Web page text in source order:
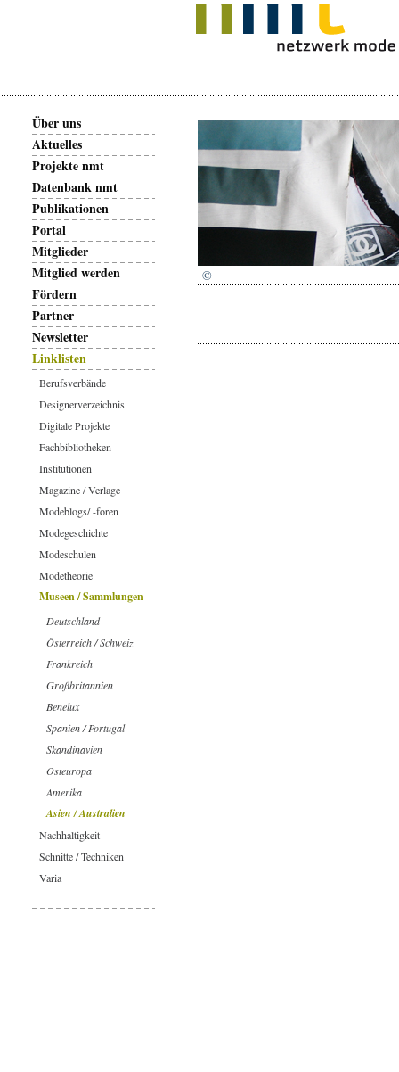
©
Über uns
Aktuelles
Projekte nmt
Datenbank nmt
Publikationen
Portal
Mitglieder
Mitglied werden
Fördern
Partner
Newsletter
Linklisten
Berufsverbände
Designerverzeichnis
Digitale Projekte
Fachbibliotheken
Institutionen
Magazine / Verlage
Modeblogs/ -foren
Modegeschichte
Modeschulen
Modetheorie
Museen / Sammlungen
Deutschland
Österreich / Schweiz
Frankreich
Großbritannien
Benelux
Spanien / Portugal
Skandinavien
Osteuropa
Amerika
Asien / Australien
Nachhaltigkeit
Schnitte / Techniken
Varia